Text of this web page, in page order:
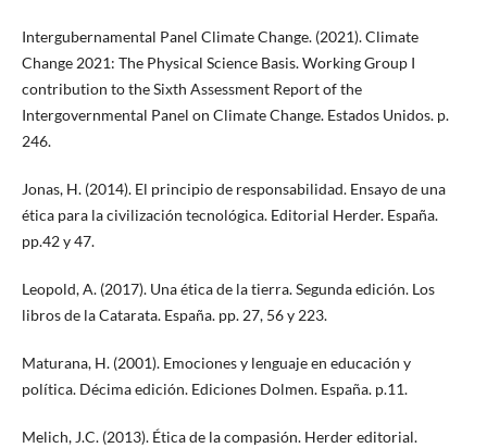
Intergubernamental Panel Climate Change. (2021). Climate
Change 2021: The Physical Science Basis. Working Group I
contribution to the Sixth Assessment Report of the
Intergovernmental Panel on Climate Change. Estados Unidos. p.
246.
Jonas, H. (2014). El principio de responsabilidad. Ensayo de una
ética para la civilización tecnológica. Editorial Herder. España.
pp.42 y 47.
Leopold, A. (2017). Una ética de la tierra. Segunda edición. Los
libros de la Catarata. España. pp. 27, 56 y 223.
Maturana, H. (2001). Emociones y lenguaje en educación y
política. Décima edición. Ediciones Dolmen. España. p.11.
Melich, J.C. (2013). Ética de la compasión. Herder editorial.